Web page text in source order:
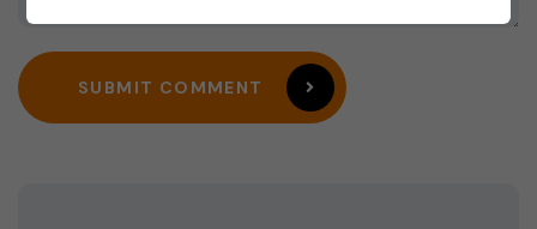
SUBMIT COMMENT